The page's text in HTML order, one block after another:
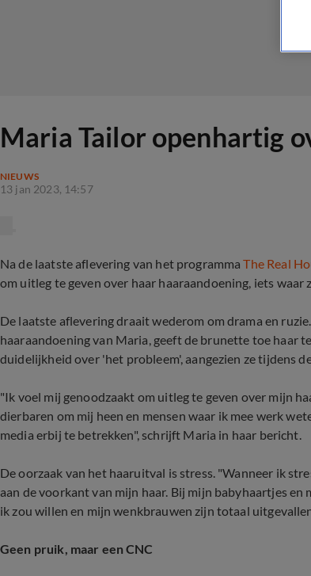
Maria Tailor openhartig
NIEUWS
13 jan 2023, 14:57
Na de laatste aflevering van het programma The Real
om uitleg te geven over haar haaraandoening, iets
De laatste aflevering draait wederom om drama en
haaraandoening van Maria, geeft de brunette toe haar
duidelijkheid over 'het probleem', aangezien ze tijdens
"Ik voel mij genoodzaakt om uitleg te geven over mijn
dierbaren om mij heen en mensen waar ik mee werk
media erbij te betrekken", schrijft Maria in haar bericht.
De oorzaak van het haaruitval is stress. "Wanneer ik
aan de voorkant van mijn haar. Bij mijn babyhaartjes
ik zou willen en mijn wenkbrauwen zijn totaal
Geen pruik, maar een CNC